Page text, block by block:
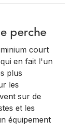
perche
court
en fait l'un
plus
les
sur de
et les
équipement